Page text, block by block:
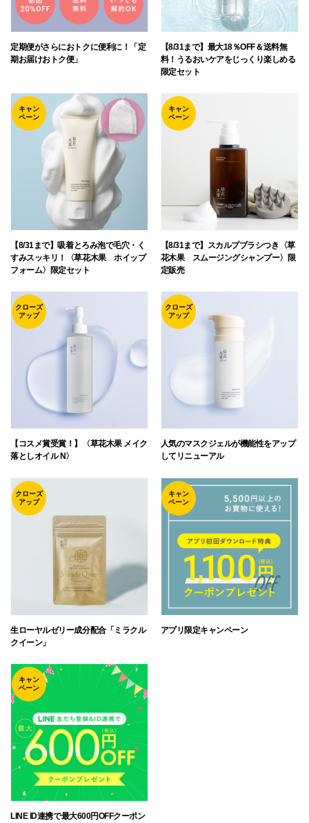
定期便がさらにおトクに便利に！「定
期お届けおトク便」
【8/31まで】最大18％OFF＆送料無
料！うるおいケアをじっくり楽しめる
限定セット
キャン
ペーン
【8/31まで】吸着とろみ泡で毛穴・く
すみスッキリ！〈草花木果 ホイップ
フォーム〉限定セット
キャン
ペーン
【8/31まで】スカルプブラシつき〈草
花木果 スムージングシャンプー〉限
定販売
クローズ
アップ
【コスメ賞受賞！】〈草花木果 メイク
落としオイル N〉
クローズ
アップ
人気のマスクジェルが機能性をアップ
してリニューアル
クローズ
アップ
生ローヤルゼリー成分配合「ミラクル
クイーン」
キャン
ペーン
アプリ限定キャンペーン
キャン
ペーン
LINE ID連携で最大600円OFFクーポン